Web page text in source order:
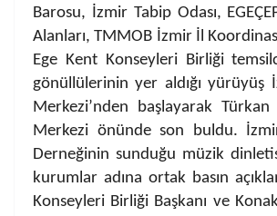
Barosu, İzmir Tabip Odası,
Alanları, TMMOB İzmir İl
Ege Kent Konseyleri Birliği
gönüllülerinin yer aldığı yürüyüş
Merkezi’nden başlayarak
Merkezi önünde son buldu.
Derneğinin sunduğu müzik
kurumlar adına ortak basın
Konseyleri Birliği Başkanı ve